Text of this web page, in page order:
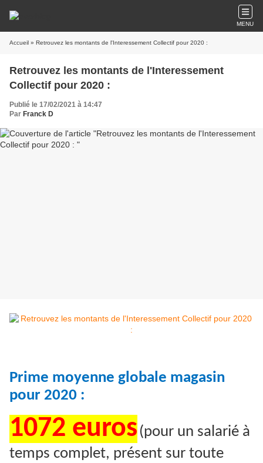
MENU
Accueil » Retrouvez les montants de l'Interessement Collectif pour 2020 :
Retrouvez les montants de l'Interessement
Collectif pour 2020 :
Publié le 17/02/2021 à 14:47
Par Franck D
Prime moyenne globale magasin
pour 2020 :
1072 euros (pour un salarié à
temps complet, présent sur toute